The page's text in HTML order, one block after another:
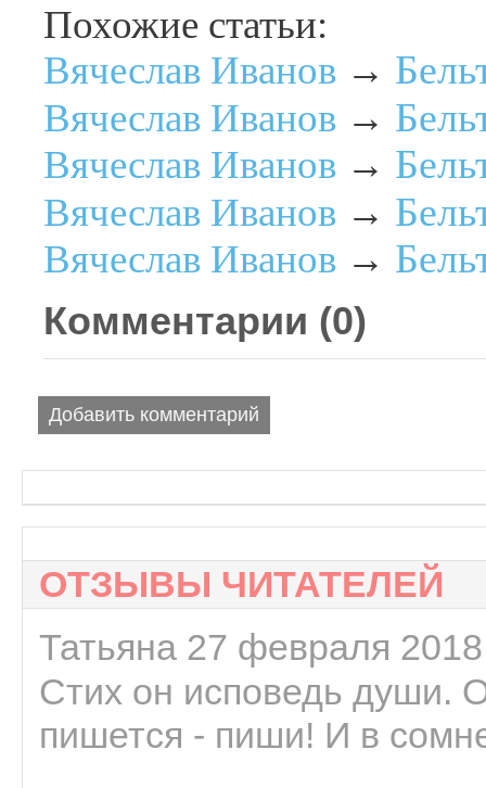
Похожие статьи:
Вячеслав Иванов →
Вячеслав Иванов →
Вячеслав Иванов →
Вячеслав Иванов →
Вячеслав Иванов →
Комментарии (0)
Добавить комментарий
ОТЗЫВЫ ЧИТАТЕЛЕЙ
Татьяна 27 февраля
Стих он исповедь души.
пишется - пиши! И в